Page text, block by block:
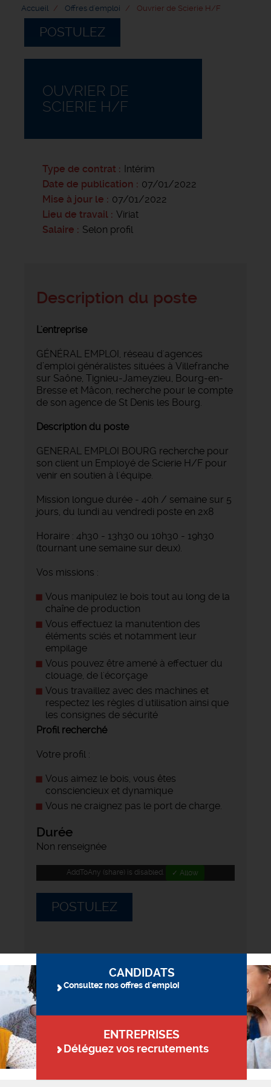
Accueil Offres d'emploi Ouvrier de Scierie H/F
POSTULEZ
OUVRIER DE
SCIERIE H/F
Type de contrat
Intérim
Date de publication
07/01/2022
Mise à jour le
07/01/2022
Lieu de travail
Viriat
Salaire
Selon profil
Description du poste
L'entreprise
GÉNÉRAL EMPLOI, réseau d'agences
d’emploi généralistes situées à Villefranche
sur Saône, Tignieu-Jameyzieu, Bourg-en-
Bresse et Mâcon, recherche pour le compte
de son agence de St Denis les Bourg.
Description du poste
GENERAL EMPLOI BOURG recherche pour
son client un Employé de Scierie H/F pour
venir en soutien à l'équipe.
Mission longue durée - 40h / semaine sur 5
jours, du lundi au vendredi poste en 2x8
Horaire : 4h30 - 13h30 ou 10h30 - 19h30
(tournant une semaine sur deux).
Vos missions :
Vous manipulez le bois tout au long de la
chaîne de production
Vous effectuez la manutention des
éléments sciés et notamment leur
empilage
Vous pouvez être amené à effectuer du
clouage, de l'écorçage
Vous travaillez avec des machines et
respectez les règles d'utilisation ainsi que
les consignes de sécurité
Profil recherché
Votre profil :
Vous aimez le bois, vous êtes
consciencieux et dynamique
Vous ne craignez pas le port de charge.
Durée
Non renseignée
AddToAny (share) is disabled. ✓ Allow
POSTULEZ
CANDIDATS
Consultez nos offres d'emploi
ENTREPRISES
Déléguez vos recrutements